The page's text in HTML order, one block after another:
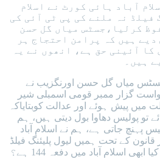
آباد ہائی کورٹ نے اسلام
فیلڈ نہ ملنے کی پی ٹی آئی کی
کرلیا،جسٹس میاں گل حسن
ہیں کہ پرامن احتجاج ہر
آئینی حق ہے، انھوں نے یہ
ہیں۔
جسٹس میاں گل حسن اورنگزیب نے
گزار ممبر قومی اسمبلی شیر
میں پیش ہوئے اور عدالت کوبتایاکہ
تو پولیس دھاوا بول دیتی ہیں، ہم
پہنچ جاتی ہے، ہم نے اسلام آباد
قانون کے تحت ہمیں لیول پلیئنگ فیلڈ
اسلام آباد میں دفعہ 144 ہے؟